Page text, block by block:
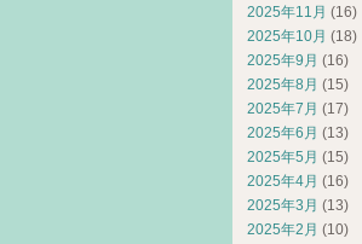
2025年11月 (16)
2025年10月 (18)
2025年9月 (16)
2025年8月 (15)
2025年7月 (17)
2025年6月 (13)
2025年5月 (15)
2025年4月 (16)
2025年3月 (13)
2025年2月 (10)